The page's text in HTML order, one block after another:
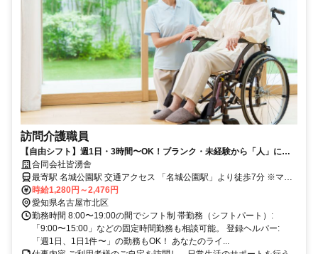
訪問介護職員
【自由シフト】週1日・3時間〜OK！ブランク・未経験から「人」に寄
り添う訪問介護
合同会社皆湧舎
最寄駅 名城公園駅 交通アクセス 「名城公園駅」より徒歩7分 ※マイ
カー通勤OK（近隣コインパーキング代会社負担）
時給1,280円～2,476円
愛知県名古屋市北区
勤務時間 8:00〜19:00の間でシフト制 帯勤務（シフトパート）:
「9:00〜15:00」などの固定時間勤務も相談可能。 登録ヘルパー:
「週1日、1日1件〜」の勤務もOK！ あなたのライ...